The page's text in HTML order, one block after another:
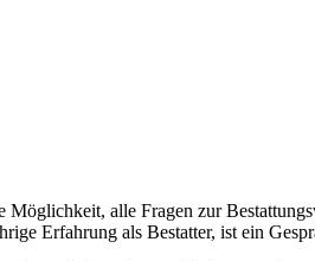
alle Fragen zur
Erfahrung als Bestatter, ist ein